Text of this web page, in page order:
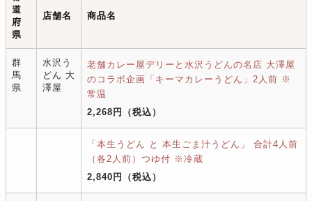
道
府
県
店舗名 商品名
群
馬
県
水沢う
どん 大
澤屋
老舗カレー屋デリーと水沢うどんの名店 大澤屋
のコラボ企画「キーマカレーうどん」2人前 ※
常温
2,268円
（税込）
「本生うどん と 本生ごま汁うどん」 合計4人前
（各2人前）つゆ付 ※冷蔵
2,840円
（税込）